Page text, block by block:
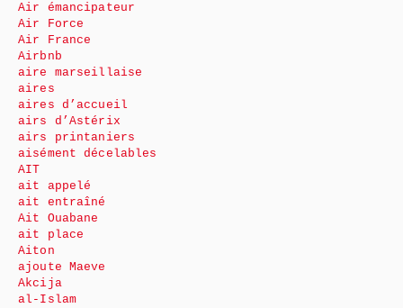
Air émancipateur
Air Force
Air France
Airbnb
aire marseillaise
aires
aires d’accueil
airs d’Astérix
airs printaniers
aisément décelables
AIT
ait appelé
ait entraîné
Ait Ouabane
ait place
Aiton
ajoute Maeve
Akcija
al-Islam